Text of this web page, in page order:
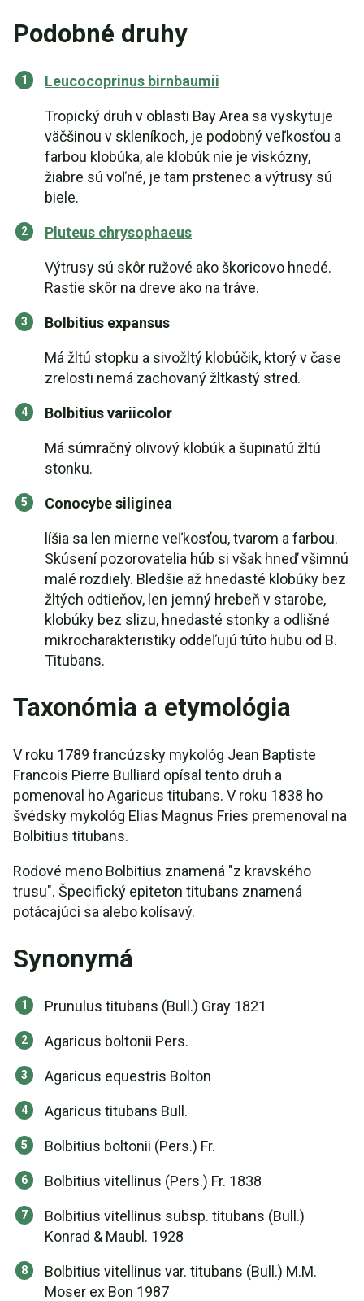
Podobné druhy
Leucocoprinus birnbaumii
Tropický druh v oblasti Bay Area sa vyskytuje
väčšinou v skleníkoch, je podobný veľkosťou a
farbou klobúka, ale klobúk nie je viskózny,
žiabre sú voľné, je tam prstenec a výtrusy sú
biele.
Pluteus chrysophaeus
Výtrusy sú skôr ružové ako škoricovo hnedé.
Rastie skôr na dreve ako na tráve.
Bolbitius expansus
Má žltú stopku a sivožltý klobúčik, ktorý v čase
zrelosti nemá zachovaný žltkastý stred.
Bolbitius variicolor
Má súmračný olivový klobúk a šupinatú žltú
stonku.
Conocybe siliginea
líšia sa len mierne veľkosťou, tvarom a farbou.
Skúsení pozorovatelia húb si však hneď všimnú
malé rozdiely. Bledšie až hnedasté klobúky bez
žltých odtieňov, len jemný hrebeň v starobe,
klobúky bez slizu, hnedasté stonky a odlišné
mikrocharakteristiky oddeľujú túto hubu od B.
Titubans.
Taxonómia a etymológia
V roku 1789 francúzsky mykológ Jean Baptiste
Francois Pierre Bulliard opísal tento druh a
pomenoval ho Agaricus titubans. V roku 1838 ho
švédsky mykológ Elias Magnus Fries premenoval na
Bolbitius titubans.
Rodové meno Bolbitius znamená "z kravského
trusu". Špecifický epiteton titubans znamená
potácajúci sa alebo kolísavý.
Synonymá
Prunulus titubans (Bull.) Gray 1821
Agaricus boltonii Pers.
Agaricus equestris Bolton
Agaricus titubans Bull.
Bolbitius boltonii (Pers.) Fr.
Bolbitius vitellinus (Pers.) Fr. 1838
Bolbitius vitellinus subsp. titubans (Bull.)
Konrad & Maubl. 1928
Bolbitius vitellinus var. titubans (Bull.) M.M.
Moser ex Bon 1987